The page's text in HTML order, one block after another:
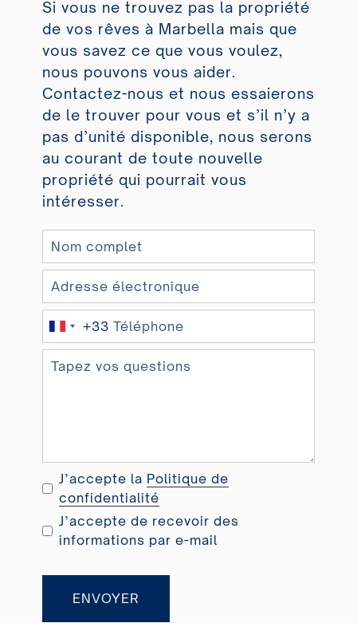
Si vous ne trouvez pas la propriété
de vos rêves à Marbella mais que
vous savez ce que vous voulez,
nous pouvons vous aider.
Contactez-nous et nous essaierons
de le trouver pour vous et s’il n’y a
pas d’unité disponible, nous serons
au courant de toute nouvelle
propriété qui pourrait vous
intéresser.
F
r
a
3
3
+33
J’accepte la Politique de
confidentialité
J’accepte de recevoir des
informations par e-mail
ENVOYER